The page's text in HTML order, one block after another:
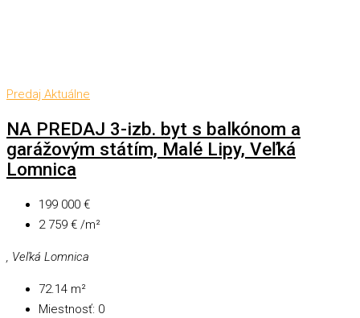
Predaj Aktuálne
NA PREDAJ 3-izb. byt s balkónom a
garážovým státím, Malé Lipy, Veľká
Lomnica
199 000 €
2 759 € /m²
, Veľká Lomnica
72.14 m²
Miestnosť: 0